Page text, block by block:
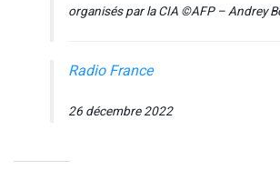
organisés par la CIA ©AFP – Andrey
Radio France
26 décembre 2022